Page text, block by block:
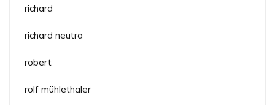
richard
richard neutra
robert
rolf mühlethaler